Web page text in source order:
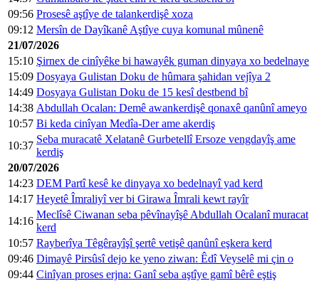
09:56 Prosesê aştîye de talankerdişê xoza
09:12 Mersîn de Dayîkanê Aştîye cuya komunal mûnenê
21/07/2026
15:10 Şirnex de cinîyêke bi hawayêk guman dinyaya xo bedelnaye
15:09 Dosyaya Gulistan Doku de hûmara şahidan vejîya 2
14:49 Dosyaya Gulistan Doku de 15 kesî destbend bî
14:38 Abdullah Ocalan: Demê awankerdişê qonaxê qanûnî ameyo
10:57 Bi keda cinîyan Medîa-Der ame akerdiş
10:37
Seba muracatê Xelatanê Gurbetellî Ersoze vengdayîş ame
kerdiş
20/07/2026
14:23 DEM Partî kesê ke dinyaya xo bedelnayî yad kerd
14:17 Heyetê Îmraliyî ver bi Girawa Îmrali kewt rayîr
14:16
Meclîsê Ciwanan seba pêvînayîşê Abdullah Ocalanî muracat
kerd
10:57 Rayberîya Têgêrayîşî şertê vetişê qanûnî eşkera kerd
09:46 Dimayê Pirsûsî dejo ke yeno ziwan: Êdî Veyselê mi çin o
09:44 Cinîyan proses erjna: Ganî seba aştîye gamî bêrê eştiş